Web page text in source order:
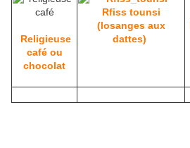
Religieuse
café ou
chocolat
Rfiss tounsi
(losanges aux
dattes)